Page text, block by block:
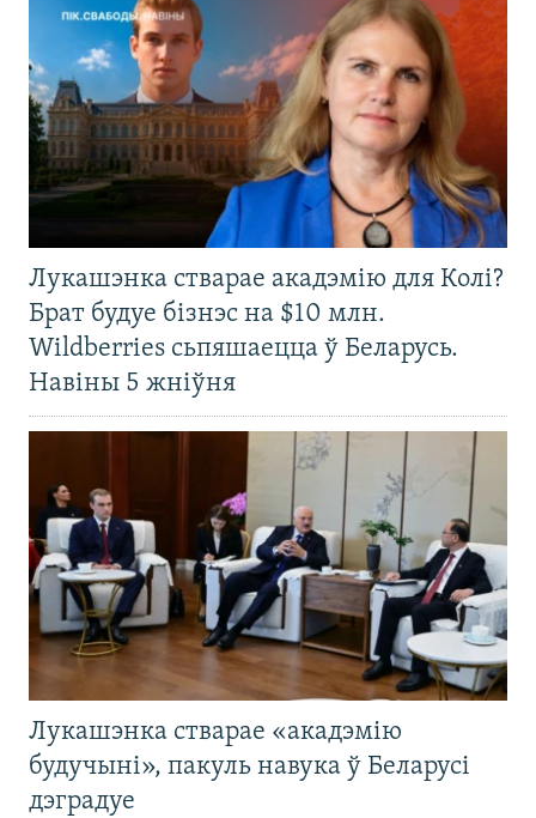
Лукашэнка стварае акадэмію для Колі?
Брат будуе бізнэс на $10 млн.
Wildberries сьпяшаецца ў Беларусь.
Навіны 5 жніўня
Лукашэнка стварае «акадэмію
будучыні», пакуль навука ў Беларусі
дэградуе